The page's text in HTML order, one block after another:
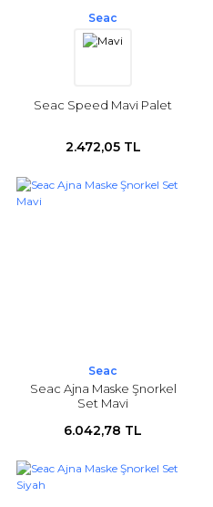
Seac
Seac Speed Mavi Palet
2.472,05 TL
Seac
Seac Ajna Maske Şnorkel
Set Mavi
6.042,78 TL